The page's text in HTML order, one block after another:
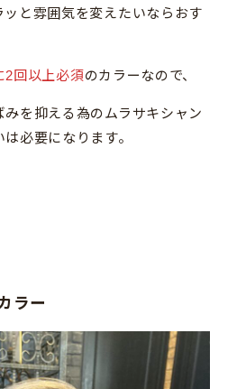
ッと雰囲気を変えたいならおす
2回以上必須のカラーなので、
を抑える為のムラサキシャン
必要になります。
ラー